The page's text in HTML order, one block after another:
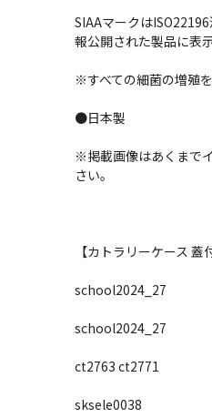
SIAAマークは
報公開された製品に表
※すべての細菌の増殖
●日本製
※掲載画像はあくまで
さい。
【カトラリーケース
school2024_27
school2024_27
ct2763 ct2771
sksele0038